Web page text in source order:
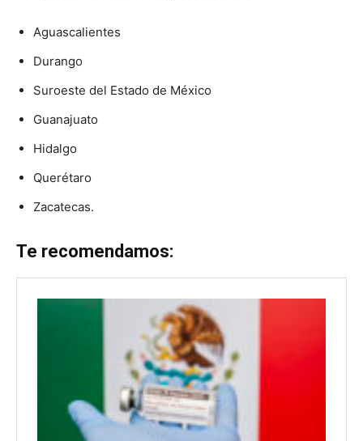
Aguascalientes
Durango
Suroeste del Estado de México
Guanajuato
Hidalgo
Querétaro
Zacatecas.
Te recomendamos: